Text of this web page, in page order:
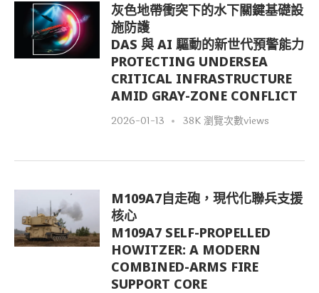
灰色地帶衝突下的水下關鍵基礎設
施防護
DAS 與 AI 驅動的新世代預警能力
PROTECTING UNDERSEA
CRITICAL INFRASTRUCTURE
AMID GRAY-ZONE CONFLICT
2026-01-13 38K 瀏覽次數views
M109A7自走砲，現代化聯兵支援
核心
M109A7 SELF-PROPELLED
HOWITZER: A MODERN
COMBINED-ARMS FIRE
SUPPORT CORE